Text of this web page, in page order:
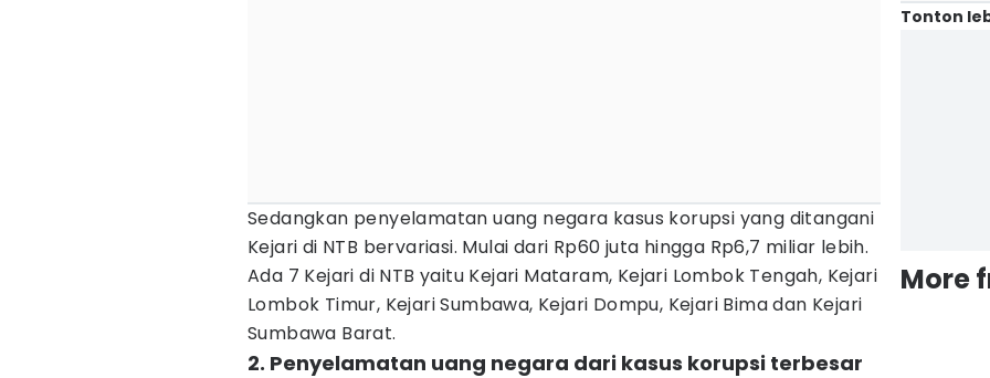
Sedangkan penyelamatan uang negara kasus korupsi yang ditangani
Kejari di NTB bervariasi. Mulai dari Rp60 juta hingga Rp6,7 miliar lebih.
Ada 7 Kejari di NTB yaitu Kejari Mataram, Kejari Lombok Tengah, Kejari
Lombok Timur, Kejari Sumbawa, Kejari Dompu, Kejari Bima dan Kejari
Sumbawa Barat.
2. Penyelamatan uang negara dari kasus korupsi terbesar
Tonton
More